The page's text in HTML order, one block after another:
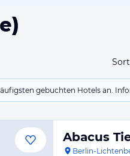
gebuchten Hotels an.
Abacus
Berlin-